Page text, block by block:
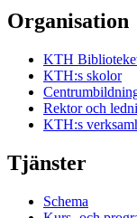
Organisation
KTH
KTH:s skolor
Rektor och
KTH:s
Tjänster
Schema